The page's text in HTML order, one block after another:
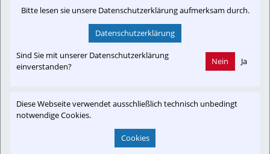
Menschen mithilfe eines High-Tech-Beamers sekundenschnell von einem
Ort zum anderen zu transportieren. Ein ideales Verkehrsmittel für alle, die
es eilig haben und den Stress der Stoßzeiten umgehen wollen.
verfügbar, aber Plan-B´s kann man immer in Erwägung ziehen.
die bestehenden Planungen mit einem Augenzwinkern.
Mehr dazu findest du auf Facebook - Plan-B Salzburg
Bitte lesen sie unsere Datenschutzerklärung aufmerksam durch.
Datenschutzerklärung
Sind Sie mit unserer Datenschutzerklärung
einverstanden?
Nein Ja
Diese Webseite verwendet ausschließlich technisch unbedingt
notwendige Cookies.
Cookies